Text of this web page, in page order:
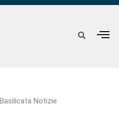
Basilicata Notizie